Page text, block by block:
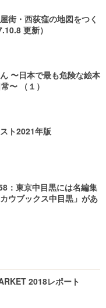
街・西荻窪の地図をつく
更新）
〜日本で最も危険な絵本
〜 （１）
ト2021年版
：東京中目黒には名編集
ウブックス中目黒」があ
2018レポート